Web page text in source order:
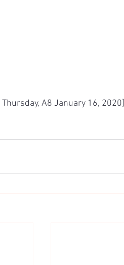
A8 January 16, 2020]